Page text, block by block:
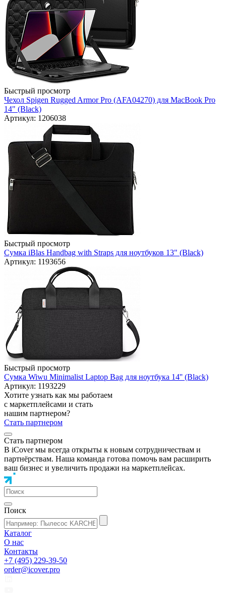
Быстрый просмотр
Чехол Spigen Rugged Armor Pro (AFA04270) для MacBook Pro
14" (Black)
Артикул: 1206038
Быстрый просмотр
Сумка iBlas Handbag with Straps для ноутбуков 13" (Black)
Артикул: 1193656
Быстрый просмотр
Сумка Wiwu Minimalist Laptop Bag для ноутбука 14'' (Black)
Артикул: 1193229
Хотите узнать как мы работаем
с маркетплейсами и стать
нашим партнером?
Стать партнером
Стать партнером
В iCover мы всегда открыты к новым сотрудничествам и
партнёрствам. Наша команда готова помочь вам расширить
ваш бизнес и увеличить продажи на маркетплейсах.
Поиск
Каталог
О нас
Контакты
+7 (495) 229-39-50
order@icover.pro